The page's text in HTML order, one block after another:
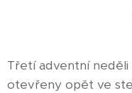
Třetí adventní
otevřeny opět ve